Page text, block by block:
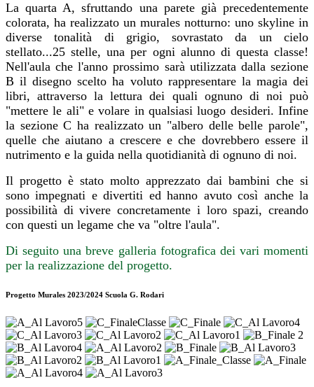
La quarta A, sfruttando una parete già precedentemente
colorata, ha realizzato un murales notturno: uno skyline in
diverse tonalità di grigio, sovrastato da un cielo
stellato...25 stelle, una per ogni alunno di questa classe!
Nell'aula che l'anno prossimo sarà utilizzata dalla sezione
B il disegno scelto ha voluto rappresentare la magia dei
libri, attraverso la lettura dei quali ognuno di noi può
"mettere le ali" e volare in qualsiasi luogo desideri. Infine
la sezione C ha realizzato un "albero delle belle parole",
quelle che aiutano a crescere e che dovrebbero essere il
nutrimento e la guida nella quotidianità di ognuno di noi.
Il progetto è stato molto apprezzato dai bambini che si
sono impegnati e divertiti ed hanno avuto così anche la
possibilità di vivere concretamente i loro spazi, creando
con questi un legame che va "oltre l'aula".
Di seguito una breve galleria fotografica dei vari momenti
per la realizzazione del progetto.
Progetto Murales 2023/2024 Scuola G. Rodari